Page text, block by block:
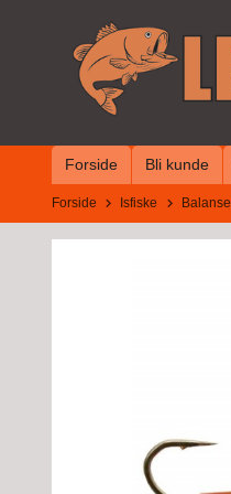
Forside Bli kunde
Forside Isfiske Balanse